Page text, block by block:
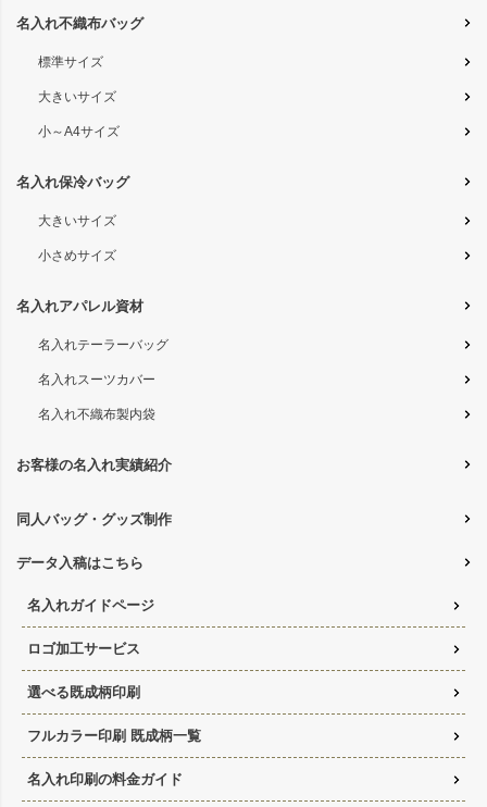
名入れ不織布バッグ
標準サイズ
大きいサイズ
小～A4サイズ
名入れ保冷バッグ
大きいサイズ
小さめサイズ
名入れアパレル資材
名入れテーラーバッグ
名入れスーツカバー
名入れ不織布製内袋
お客様の名入れ実績紹介
同人バッグ・グッズ制作
データ入稿はこちら
名入れガイドページ
ロゴ加工サービス
選べる既成柄印刷
フルカラー印刷 既成柄一覧
名入れ印刷の料金ガイド